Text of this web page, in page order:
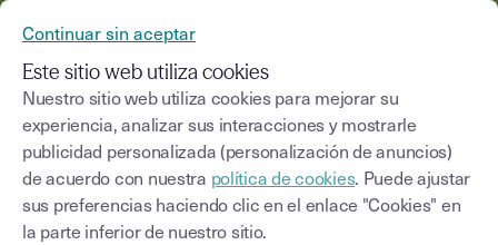
Blog
Seleccionar una categoría Saisissez un terme
Continuar sin aceptar
Este sitio web utiliza cookies
Nuestro sitio web utiliza cookies para mejorar su
experiencia, analizar sus interacciones y mostrarle
publicidad personalizada (personalización de anuncios)
de acuerdo con nuestra política de cookies. Puede ajustar
sus preferencias haciendo clic en el enlace "Cookies" en
la parte inferior de nuestro sitio.